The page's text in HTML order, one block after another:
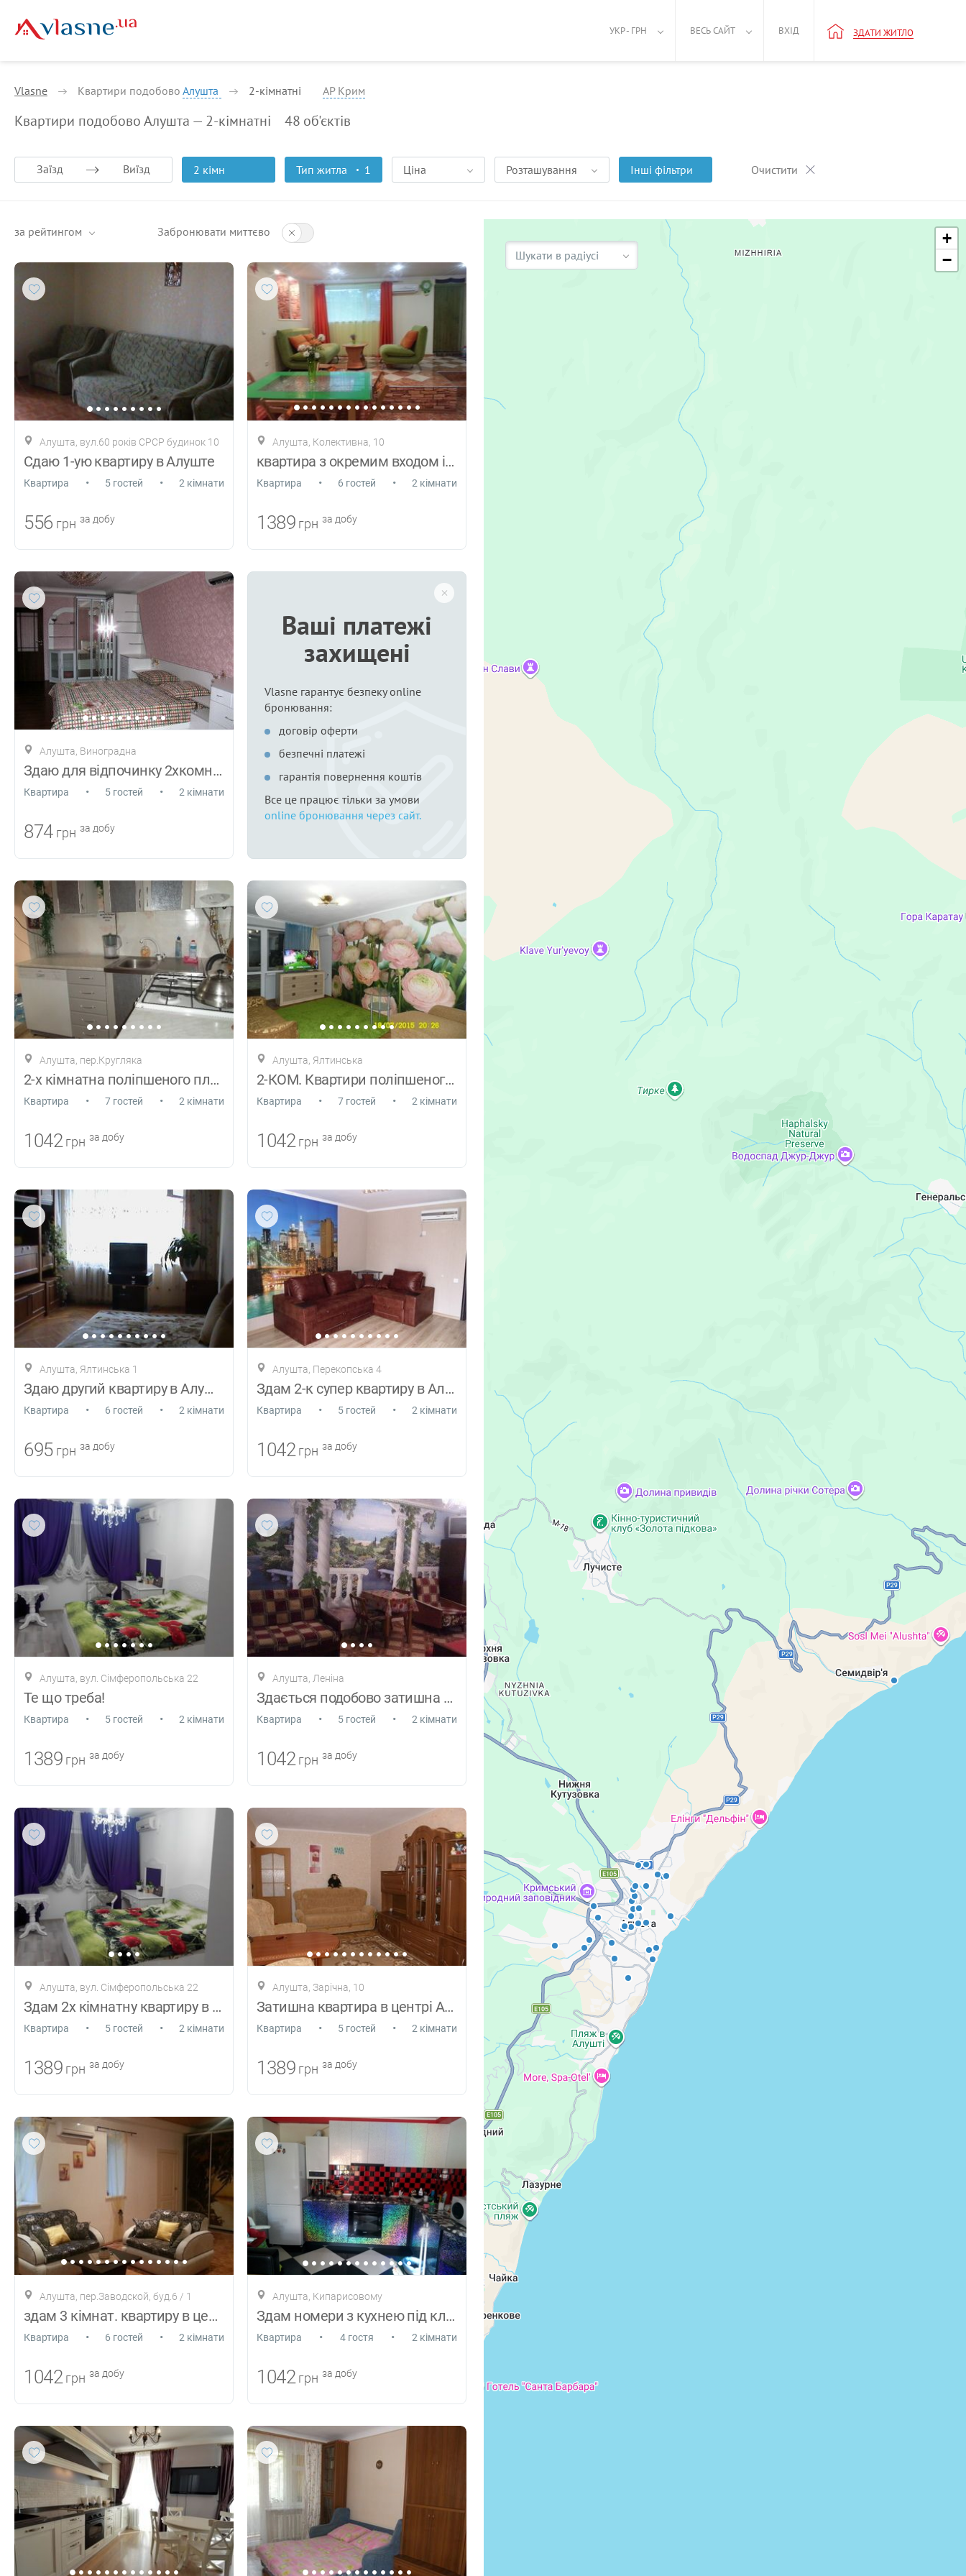
УКР - ГРН ВЕСЬ САЙТ ВХІД ЗДАТИ ЖИТЛО
Vlasne Квартири подобово Алушта 2-кiмнатнi АР Крим
Квартири подобово Алушта — 2-кiмнатнi 48 об'єктів
Заїзд Виїзд 2 кімн Тип житла 1 Ціна Розташування Інші фільтри Очистити
за рейтингом Забронювати миттєво
Алушта, вул.60 років СРСР будинок 10
Сдаю 1-ую квартиру в Алуште
Квартира • 5 гостей • 2 кімнати
556 грн за добу
Алушта, Колективна, 10
квартира з окремим входом і двориком
Квартира • 6 гостей • 2 кімнати
1389 грн за добу
Алушта, Виноградна
Здаю для відпочинку 2хкомн квартиру в Ал
Квартира • 5 гостей • 2 кімнати
874 грн за добу
Ваші платежі
захищені
Vlasne гарантує безпеку online
бронювання:
договір оферти
безпечні платежі
гарантія повернення коштів
Все це працює тільки за умови
online бронювання через сайт.
Алушта, пер.Кругляка
2-х кімнатна поліпшеного планування
Квартира • 7 гостей • 2 кімнати
1042 грн за добу
Алушта, Ялтинська
2-КОМ. Квартири поліпшеного планування
Квартира • 7 гостей • 2 кімнати
1042 грн за добу
Алушта, Ялтинська 1
Здаю другий квартиру в Алушті
Квартира • 6 гостей • 2 кімнати
695 грн за добу
Алушта, Перекопська 4
Здам 2-к супер квартиру в Алушті
Квартира • 5 гостей • 2 кімнати
1042 грн за добу
Алушта, вул. Сімферопольська 22
Те що треба!
Квартира • 5 гостей • 2 кімнати
1389 грн за добу
Алушта, Леніна
Здається подобово затишна квартира
Квартира • 5 гостей • 2 кімнати
1042 грн за добу
Алушта, вул. Сімферопольська 22
Здам 2х кімнатну квартиру в Алушті
Квартира • 5 гостей • 2 кімнати
1389 грн за добу
Алушта, Зарічна, 10
Затишна квартира в центрі АЛУШТИ
Квартира • 5 гостей • 2 кімнати
1389 грн за добу
Алушта, пер.Заводской, буд.6 / 1
здам 3 кімнат. квартиру в центрі Алушти
Квартира • 6 гостей • 2 кімнати
1042 грн за добу
Алушта, Кипарисовому
Здам номери з кухнею під ключ
Квартира • 4 гостя • 2 кімнати
1042 грн за добу
Шукати в радіусі
+
−